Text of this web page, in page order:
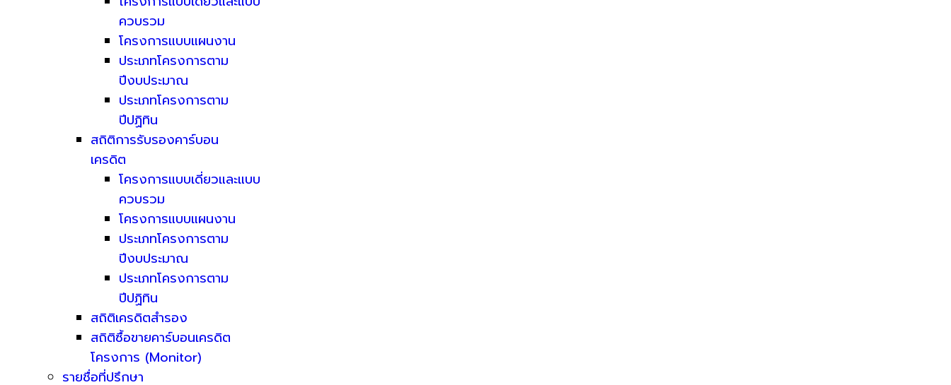
ควบรวม
โครงการแบบแผนงาน
ประเภทโครงการตาม
ปีงบประมาณ
ประเภทโครงการตาม
ปีปฏิทิน
สถิติการรับรองคาร์บอน
เครดิต
โครงการแบบเดี่ยวและแบบ
ควบรวม
โครงการแบบแผนงาน
ประเภทโครงการตาม
ปีงบประมาณ
ประเภทโครงการตาม
ปีปฏิทิน
สถิติเครดิตสำรอง
สถิติซื้อขายคาร์บอนเครดิต
โครงการ (Monitor)
รายชื่อที่ปรึกษา